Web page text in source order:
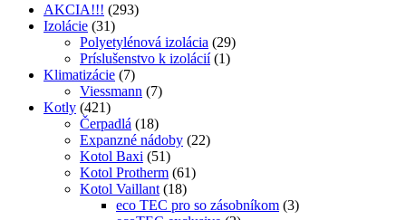
AKCIA!!! (293)
Izolácie (31)
Polyetylénová izolácia (29)
Príslušenstvo k izolácií (1)
Klimatizácie (7)
Viessmann (7)
Kotly (421)
Čerpadlá (18)
Expanzné nádoby (22)
Kotol Baxi (51)
Kotol Protherm (61)
Kotol Vaillant (18)
eco TEC pro so zásobníkom (3)